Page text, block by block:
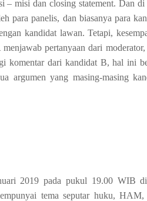
– misi dan closing statement. Dan
para panelis, dan biasanya para
kandidat lawan. Tetapi,
pertanyaan dari
komentar dari kandidat B, hal ini
argumen yang masing-masing
2019 pada pukul 19.00 WIB
tema seputar huku,